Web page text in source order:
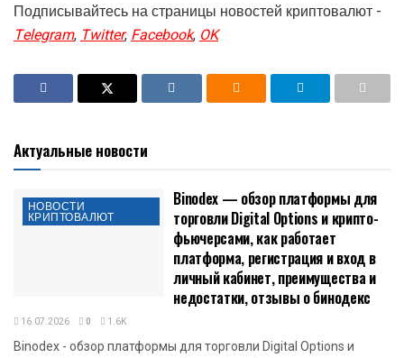
Подписывайтесь на страницы новостей криптовалют -
Telegram,Twitter,Facebook,OK
Актуальные новости
НОВОСТИ
КРИПТОВАЛЮТ
Binodex — обзор платформы для
торговли Digital Options и крипто-
фьючерсами, как работает
платформа, регистрация и вход в
личный кабинет, преимущества и
недостатки, отзывы о бинодекс
16.07.2026 0 1.6K
Binodex - обзор платформы для торговли Digital Options и